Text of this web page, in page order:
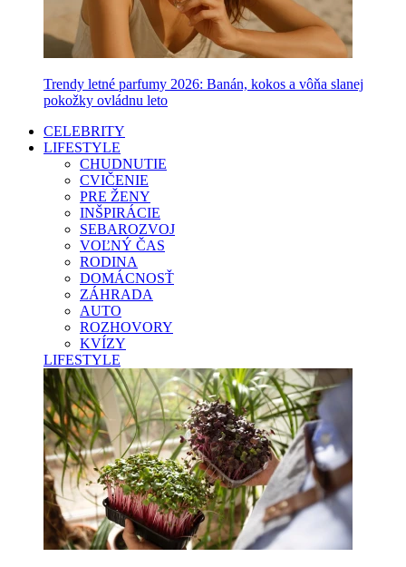
Trendy letné parfumy 2026: Banán, kokos a vôňa slanej
pokožky ovládnu leto
CELEBRITY
LIFESTYLE
CHUDNUTIE
CVIČENIE
PRE ŽENY
INŠPIRÁCIE
SEBAROZVOJ
VOĽNÝ ČAS
RODINA
DOMÁCNOSŤ
ZÁHRADA
AUTO
ROZHOVORY
KVÍZY
LIFESTYLE